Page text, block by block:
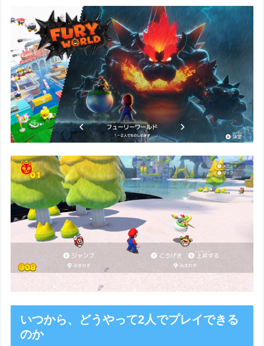
いつから、どうやって2人でプレイできる
のか